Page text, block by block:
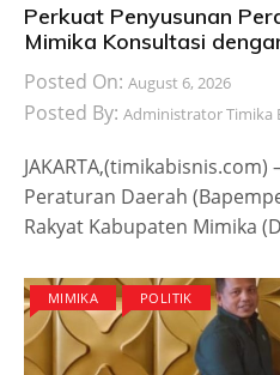
Perkuat Penyusunan
Mimika Konsultasi
Posted On: August 6, 2026
Posted By: Administrator Timika
Peraturan Daerah
Rakyat Kabupaten Mimika
MIMIKA POLITIK